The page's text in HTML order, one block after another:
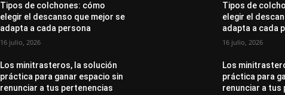
Tipos de colchones: cómo
elegir el descanso que mejor se
adapta a cada persona
16 julio, 2026
Los minitrasteros, la solución
práctica para ganar espacio sin
renunciar a tus pertenencias
Tipos de
elegir el
adapta a cada
16 julio, 2026
Los
práctica para
renunciar a tus